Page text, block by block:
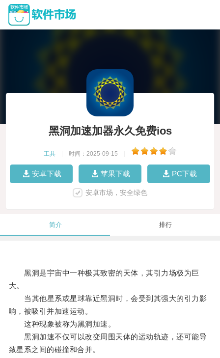
黑洞加速加器永久免费ios
工具 时间：2025-09-15
安卓下载 苹果下载 PC下载
安卓市场，安全绿色
简介 排行
黑洞是宇宙中一种极其致密的天体，其引力场极为巨
大。
当其他星系或星球靠近黑洞时，会受到其强大的引力影
响，被吸引并加速运动。
这种现象被称为黑洞加速。
黑洞加速不仅可以改变周围天体的运动轨迹，还可能导
致星系之间的碰撞和合并。